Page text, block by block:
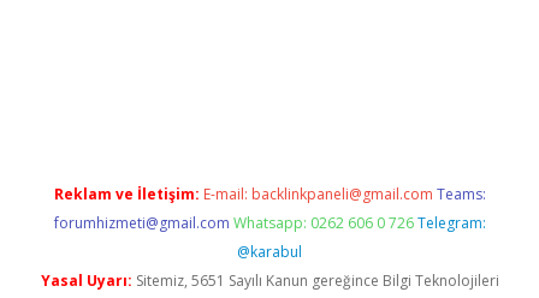
Reklam ve İletişim: E-mail: backlinkpaneli@gmail.com Teams:
forumhizmeti@gmail.com Whatsapp: 0262 606 0 726 Telegram:
@karabul
Yasal Uyarı: Sitemiz, 5651 Sayılı Kanun gereğince Bilgi Teknolojileri